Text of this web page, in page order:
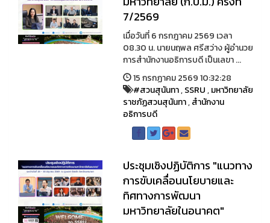
7/2569
เมื่อวันที่ 6 กรกฎาคม 2569 เวลา
08.30 น. นายนฤพล ศรีสว่าง ผู้อำนวย
การสำนักงานอธิการบดี เป็นเลขา ...
15 กรกฏาคม 2569 10:32:28
#สวนสุนันทา,SSRU,มหาวิทยาลัย
ราชภัฏสวนสุนันทา,สำนักงาน
อธิการบดี
ประชุมเชิงปฏิบัติการ "แนวทาง
การขับเคลื่อนนโยบายและ
ทิศทางการพัฒนา
มหาวิทยาลัยในอนาคต"